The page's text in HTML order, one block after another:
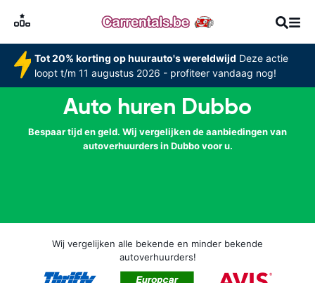
Tot 20% korting op huurauto's wereldwijd Deze actie
loopt t/m 11 augustus 2026 - profiteer vandaag nog!
Auto huren Dubbo
Bespaar tijd en geld. Wij vergelijken de aanbiedingen van
autoverhuurders in Dubbo voor u.
Wij vergelijken alle bekende en minder bekende
autoverhuurders!